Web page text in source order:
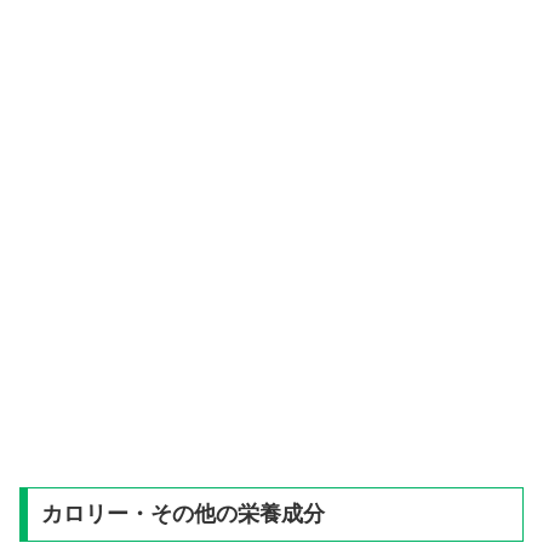
カロリー・その他の栄養成分